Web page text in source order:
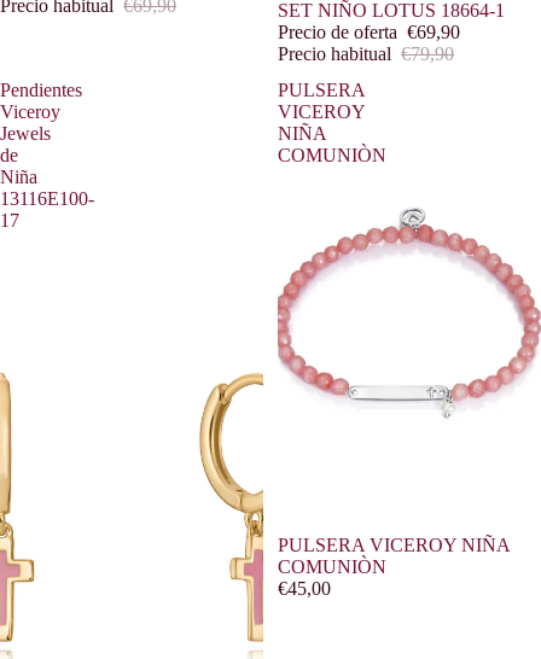
Precio habitual €69,90 Oferta
SET NIÑO LOTUS 18664-1
Precio de oferta €69,90
Precio habitual €79,90
Pendientes
Viceroy
Jewels
de
Niña
13116E100-
17
PULSERA
VICEROY
NIÑA
COMUNIÒN
PULSERA VICEROY NIÑA
COMUNIÒN
€45,00